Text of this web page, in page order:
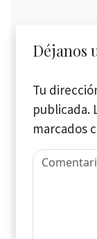
Déjanos
Tu
publicada.
marcados